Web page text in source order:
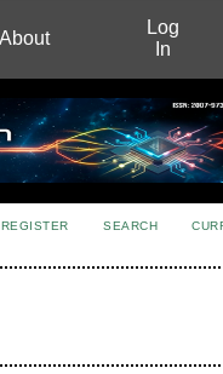
About
Log
In
REGISTER SEARCH